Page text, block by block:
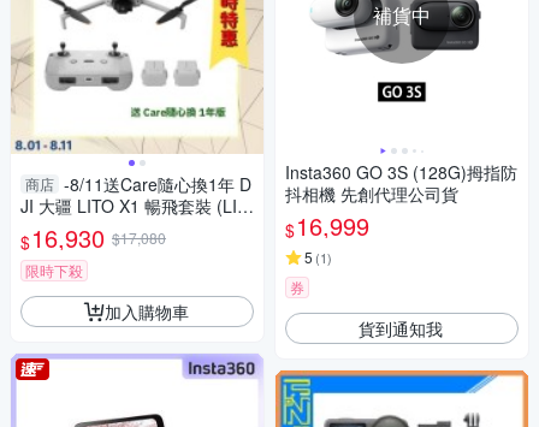
商店 -8/11送Care隨心換1年 D
JI 大疆 LITO X1 暢飛套裝 (LIT
OX1，公司貨) 空拍機 無人機
免註冊
$16,930 $17,080
限時下殺
加入購物車
補貨中
Insta360 GO 3S (128G)拇指防
抖相機 先創代理公司貨
$16,999
5 (1)
券
貨到通知我